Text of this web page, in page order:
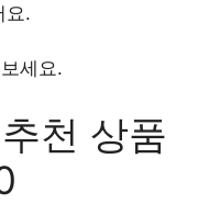
요.
세요.
천 상품